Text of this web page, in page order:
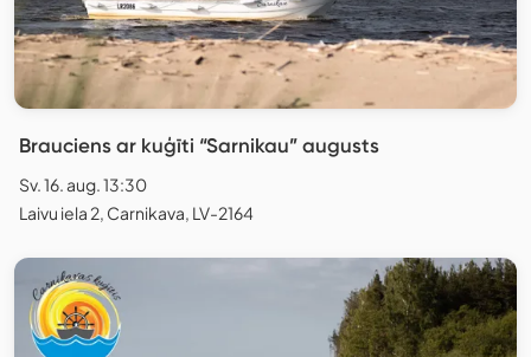
Brauciens ar kuģīti “Sarnikau” augusts
Sv. 16. aug. 13:30
Laivu iela 2, Carnikava, LV-2164